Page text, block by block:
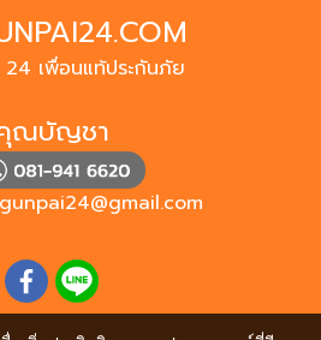
เพื่อนแท้ประกันภัย
ณบัญชา